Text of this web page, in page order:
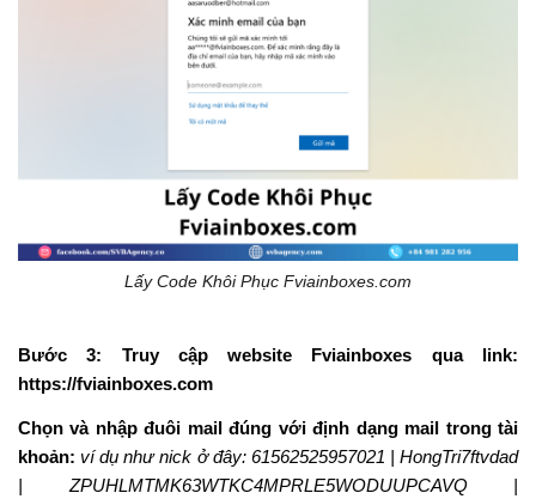
Lấy Code Khôi Phục Fviainboxes.com
Bước 3: Truy cập website Fviainboxes qua link:
https://fviainboxes.com
Chọn và nhập đuôi mail đúng với định dạng mail trong tài
khoản: ví dụ như nick ở đây: 61562525957021 | HongTri7ftvdad
| ZPUHLMTMK63WTKC4MPRLE5WODUUPCAVQ |